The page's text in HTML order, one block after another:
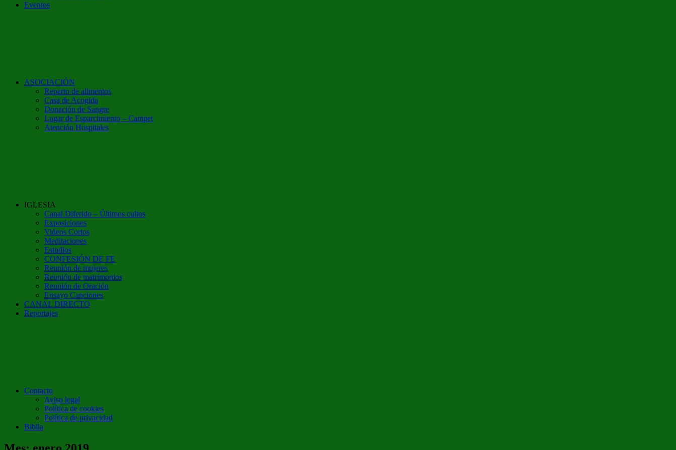
Eventos
ASOCIACIÓN
Reparto de alimentos
Casa de Acogida
Donación de Sangre
Lugar de Esparcimiento – Campet
Atención Hospitales
IGLESIA
Canal Diferido – Últimos cultos
Exposiciones
Videos Cortos
Meditaciones
Estudios
CONFESIÓN DE FE
Reunión de mujeres
Reunión de matrimonios
Reunión de Oración
Ensayo Canciones
CANAL DIRECTO
Reportajes
Contacto
Aviso legal
Política de cookies
Política de privacidad
Biblia